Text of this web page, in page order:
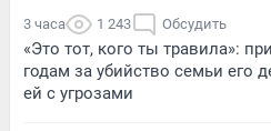
3 часа 1 243 Обсудить
«Это тот, кого ты травила»:
годам за убийство семьи его
ей с угрозами